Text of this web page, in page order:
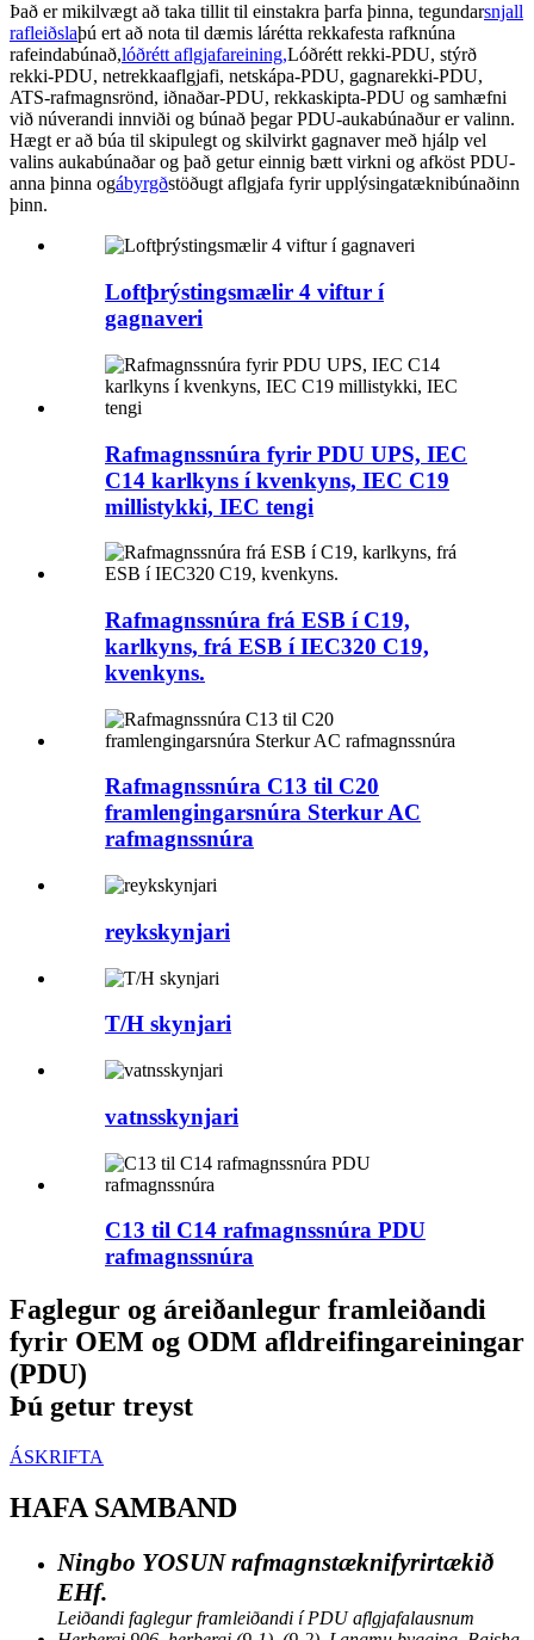
Það er mikilvægt að taka tillit til einstakra þarfa þinna, tegundarsnjall
rafleiðslaþú ert að nota til dæmis lárétta rekkafesta rafknúna
rafeindabúnað,lóðrétt aflgjafareining,Lóðrétt rekki-PDU, stýrð
rekki-PDU, netrekkaaflgjafi, netskápa-PDU, gagnarekki-PDU,
ATS-rafmagnsrönd, iðnaðar-PDU, rekkaskipta-PDU og samhæfni
við núverandi innviði og búnað þegar PDU-aukabúnaður er valinn.
Hægt er að búa til skipulegt og skilvirkt gagnaver með hjálp vel
valins aukabúnaðar og það getur einnig bætt virkni og afköst PDU-
anna þinna ogábyrgðstöðugt aflgjafa fyrir upplýsingatæknibúnaðinn
þinn.
Loftþrýstingsmælir 4 viftur í
gagnaveri
Rafmagnssnúra fyrir PDU UPS, IEC
C14 karlkyns í kvenkyns, IEC C19
millistykki, IEC tengi
Rafmagnssnúra frá ESB í C19,
karlkyns, frá ESB í IEC320 C19,
kvenkyns.
Rafmagnssnúra C13 til C20
framlengingarsnúra Sterkur AC
rafmagnssnúra
reykskynjari
T/H skynjari
vatnsskynjari
C13 til C14 rafmagnssnúra PDU
rafmagnssnúra
Faglegur og áreiðanlegur framleiðandi
fyrir OEM og ODM afldreifingareiningar
(PDU)
Þú getur treyst
ÁSKRIFTA
HAFA SAMBAND
Ningbo YOSUN rafmagnstæknifyrirtækið
EHf.
Leiðandi faglegur framleiðandi í PDU aflgjafalausnum